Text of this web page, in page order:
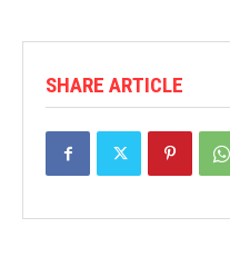
SHARE ARTICLE